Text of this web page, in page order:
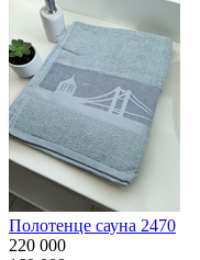
Полотенце сауна 2470
220 000